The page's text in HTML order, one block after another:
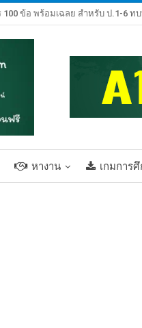
ข้อ พร้อมเฉลย สำหรับ ป.1-6 ท
หางาน เกมการ